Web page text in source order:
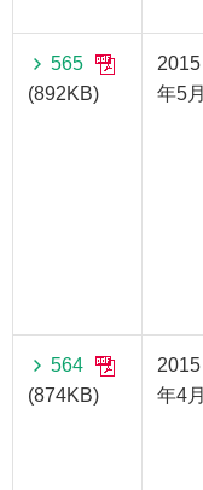
565
(892KB)
2015
年5月
564
(874KB)
2015
年4月